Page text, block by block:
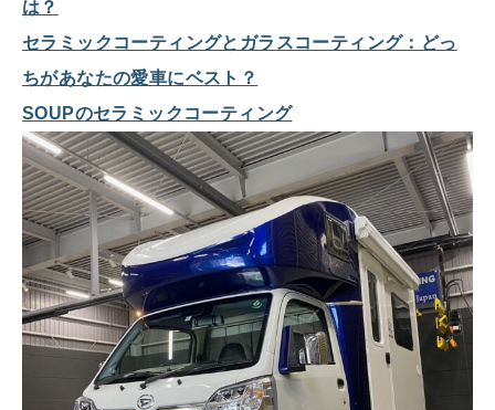
は？
セラミックコーティングとガラスコーティング：どっ
ちがあなたの愛車にベスト？
SOUPのセラミックコーティング